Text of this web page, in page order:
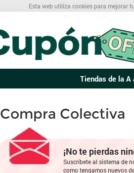
Esta web utiliza cookies para mejorar
Tiendas de la A
Compra Colectiva
¡No te pierdas
Suscríbete al sistema de
como tengamos nuevos